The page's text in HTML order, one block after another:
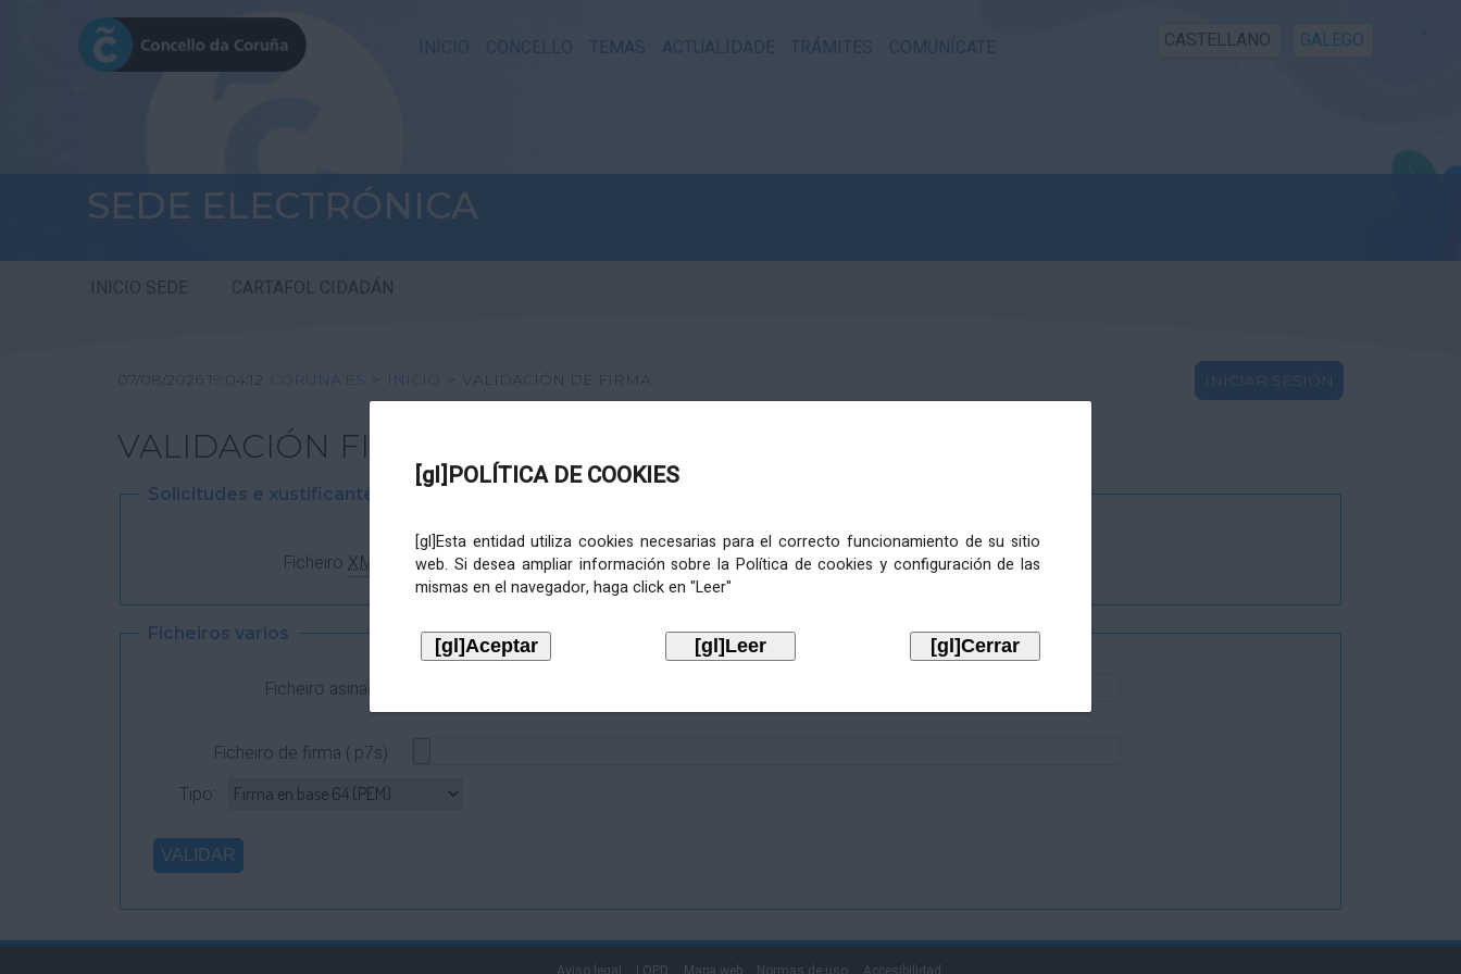
INICIO CONCELLO TEMAS ACTUALIDADE TRÁMITES COMUNÍCATE CASTELLANO GALEGO
SEDE ELECTRÓNICA
INICIO SEDE CARTAFOL CIDADÁN
[gl]POLÍTICA DE COOKIES
[gl]Esta entidad utiliza cookies necesarias para el correcto funcionamiento de su sitio
web. Si desea ampliar información sobre la Política de cookies y configuración de las
mismas en el navegador, haga click en "Leer"
07/08/2026 19:04:12 CORUNA.ES > INICIO > VALIDACIÓN DE FIRMA INICIAR SESIÓN
VALIDACIÓN FIRMA DIXITAL
Solicitudes e xustificantes
FicheiroXML
Ficheiros varios
Ficheiro asinado:
Ficheiro de firma (.p7s):
Tipo:
Aviso legal LOPD Mapa web Normas de uso Accesibilidad